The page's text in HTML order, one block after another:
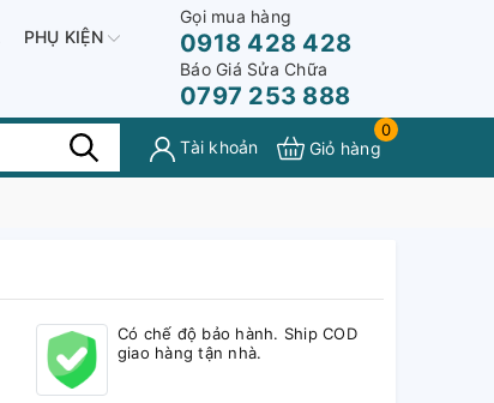
PHỤ KIỆN
Gọi mua hàng
0918 428 428
Báo Giá Sửa Chữa
0797 253 888
Tài khoản
0
Giỏ hàng
Có chế độ bảo hành. Ship COD
giao hàng tận nhà.